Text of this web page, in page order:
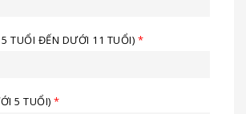
5 TUỔI ĐẾN DƯỚI 11 TUỔI)*
5 TUỔI)*